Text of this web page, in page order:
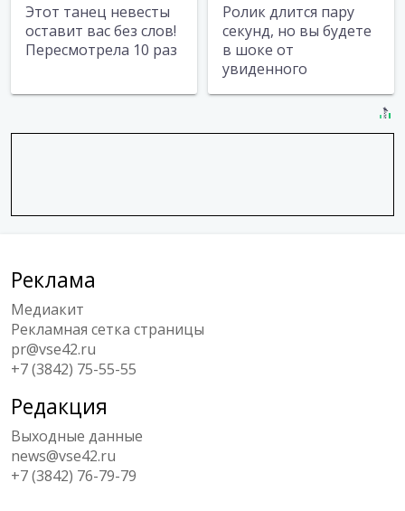
Этот танец невесты
оставит вас без слов!
Пересмотрела 10 раз
Ролик длится пару
секунд, но вы будете
в шоке от
увиденного
Реклама
Медиакит
Рекламная сетка страницы
pr@vse42.ru
+7 (3842) 75-55-55
Редакция
Выходные данные
news@vse42.ru
+7 (3842) 76-79-79